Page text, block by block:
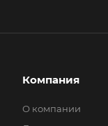
Компания
О компании